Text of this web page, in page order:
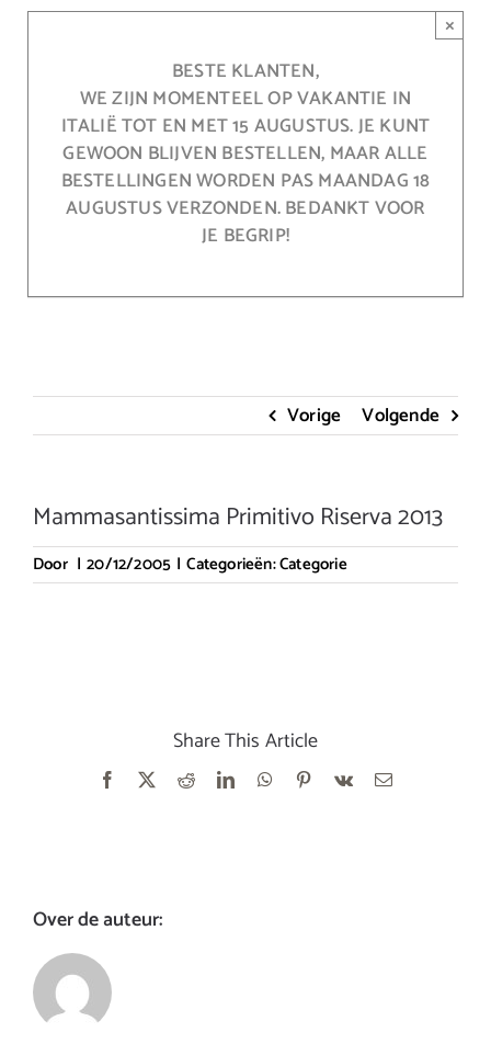
BESTE KLANTEN,
WE ZIJN MOMENTEEL OP VAKANTIE IN
ITALIË TOT EN MET 15 AUGUSTUS. JE KUNT
GEWOON BLIJVEN BESTELLEN, MAAR ALLE
BESTELLINGEN WORDEN PAS MAANDAG 18
AUGUSTUS VERZONDEN. BEDANKT VOOR
JE BEGRIP!
×
Vorige Volgende
Mammasantissima Primitivo Riserva 2013
Door | 20/12/2005 | Categorieën:Categorie
Share This Article
Facebook RedditLinkedInWhatsApp
Pinterest
Vk
E-
Over de auteur: